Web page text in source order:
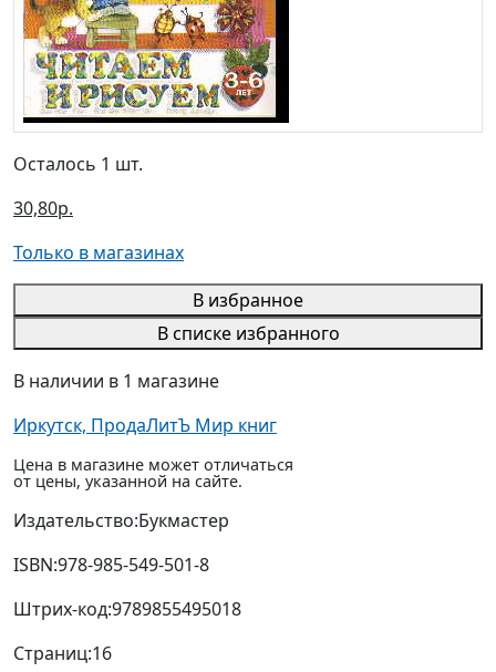
Осталось 1 шт.
30,80р.
Только в магазинах
В избранное
В списке избранного
В наличии в 1 магазине
Иркутск, ПродаЛитЪ Мир книг
Цена в магазине может отличаться
от цены, указанной на сайте.
Издательство:Букмастер
ISBN:978-985-549-501-8
Штрих-код:9789855495018
Страниц:16